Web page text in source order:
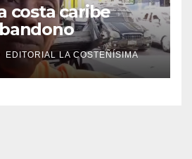
costa caribe
EDITORIAL LA COSTEÑÍSIMA